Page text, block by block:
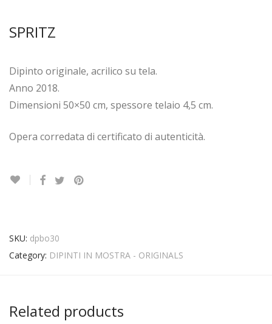
SPRITZ
Dipinto originale, acrilico su tela.
Anno 2018.
Dimensioni 50×50 cm, spessore telaio 4,5 cm.
Opera corredata di certificato di autenticità.
SKU: dpbo30
Category: DIPINTI IN MOSTRA - ORIGINALS
Related products